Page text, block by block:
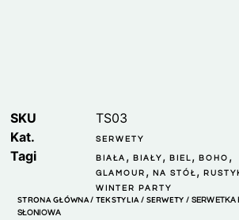
SKU
TS03
Kat.
SERWETY
Tagi BIAŁA ,BIAŁY ,BIEL ,BOHO ,
GLAMOUR ,NA STÓŁ ,
WINTER PARTY
STRONA GŁÓWNA/ TEKSTYLIA/ SERWETY / SERWETKA
SŁONIOWA